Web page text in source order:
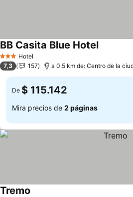
3 Estrellas
Hotel
BB Casita Blue HotelVer
7,3 157 a 0.5 km de: Centro de la
De $ 115.142
Mira precios de 2 páginas
Tremo